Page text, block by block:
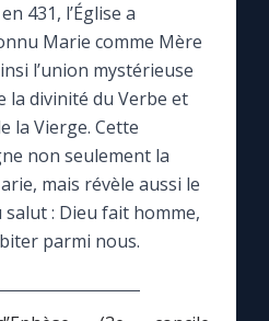
431, l’Église a
Marie comme Mère
l’union mystérieuse
la divinité du Verbe et
la Vierge. Cette
non seulement la
mais révèle aussi le
: Dieu fait homme,
parmi nous.